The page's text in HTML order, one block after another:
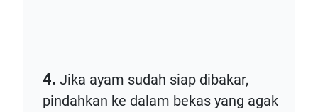
4. Jika ayam sudah siap dibakar,
pindahkan ke dalam bekas yang agak